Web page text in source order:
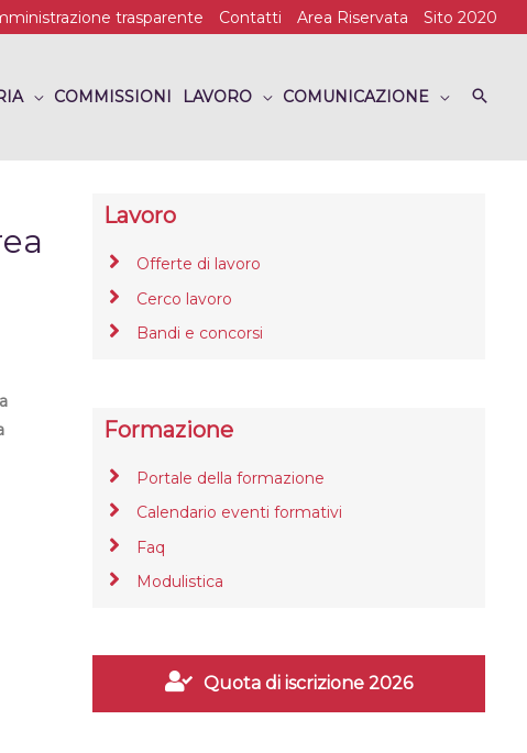
trasparente Contatti Area Riservata Sito 2020
COMMISSIONI LAVORO COMUNICAZIONE
Lavoro
Offerte di lavoro
Cerco lavoro
Bandi e concorsi
Formazione
Portale della formazione
Calendario eventi formativi
Faq
Modulistica
Quota di iscrizione 2026